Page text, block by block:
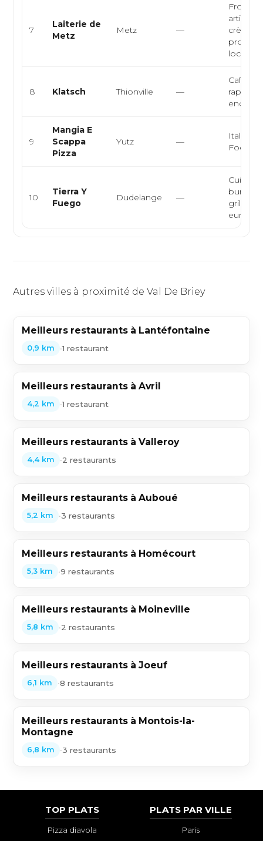
7
Laiterie de
Metz
Metz —
loca...
8 Klatsch Thionville —
Café
rapide,
encas
9
Mangia E
Scappa
Pizza
Yutz —
10
Tierra Y
Fuego
Dudelange —
Cuisine
burger,
grillade,
eur...
Autres villes à proximité de Val De Briey
Meilleurs restaurants à Lantéfontaine
0,9 km •1 restaurant
Meilleurs restaurants à Avril
4,2 km •1 restaurant
Meilleurs restaurants à Valleroy
4,4 km •2 restaurants
Meilleurs restaurants à Auboué
5,2 km •3 restaurants
Meilleurs restaurants à Homécourt
5,3 km •9 restaurants
Meilleurs restaurants à Moineville
5,8 km •2 restaurants
Meilleurs restaurants à Joeuf
6,1 km •8 restaurants
Meilleurs restaurants à Montois-la-
Montagne
6,8 km •3 restaurants
TOP PLATS
Pizza diavola
PLATS PAR VILLE
Paris